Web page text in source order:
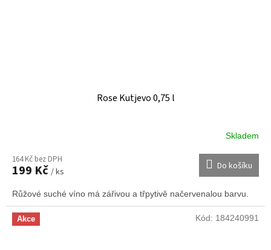
Rose Kutjevo 0,75 l
Skladem
164 Kč bez DPH
199 Kč / ks Do košíku
Růžové suché víno má zářivou a třpytivě načervenalou barvu.
Akce Kód: 184240991